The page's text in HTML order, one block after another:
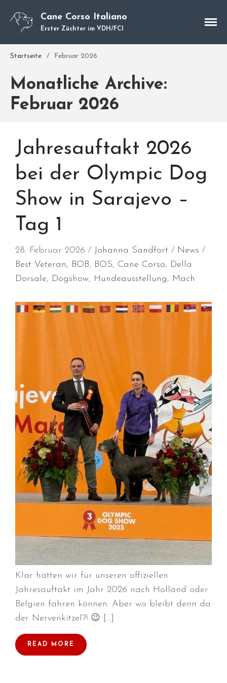
Cane Corso
Welpen
Würfe
Hundetraining
Hundevermittlung
Blog
Voller Erfolg in Arnhem (NL)!
BIG 2 Platz 3 in Dortmund!
Juli 2026
Juni 2026
Mai 2026
April 2026
März 2026
Februar 2026
Dezember 2025
November 2025
Oktober 2025
September 2025
August 2025
Cane Corso Italiano
Erster Züchter im VDH/FCI
Startseite / Februar 2026
Monatliche Archive:
Februar 2026
Jahresauftakt 2026
bei der Olympic Dog
Show in Sarajevo –
Tag 1
28. Februar 2026 Johanna Sandfort
News
Best Veteran, BOB, BOS, Cane Corso, Della
Dorsale, Dogshow, Hundeausstellung, Mach
Klar hätten wir für unseren offiziellen
Jahresauftakt im Jahr 2026 nach Holland oder
Belgien fahren können. Aber wo bleibt denn da
der Nervenkitzel?! 😉 […]
READ MORE